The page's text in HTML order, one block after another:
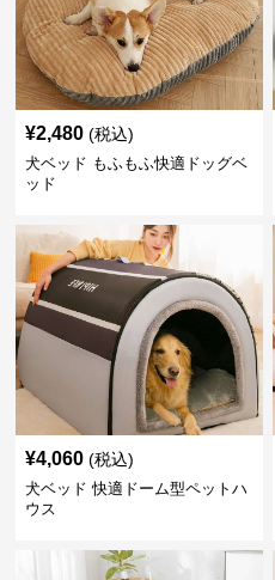
¥2,480 (税込)
犬ベッド もふもふ快適ドッグベ
ッド
¥4,060 (税込)
犬ベッド 快適ドーム型ペットハ
ウス